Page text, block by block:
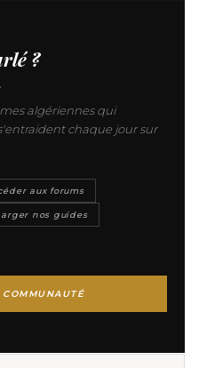
?
algériennes qui
chaque jour sur
aux forums
nos guides